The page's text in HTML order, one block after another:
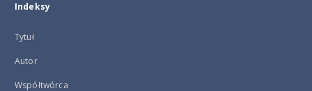
Indeksy
Tytuł
Autor
Współtwórca